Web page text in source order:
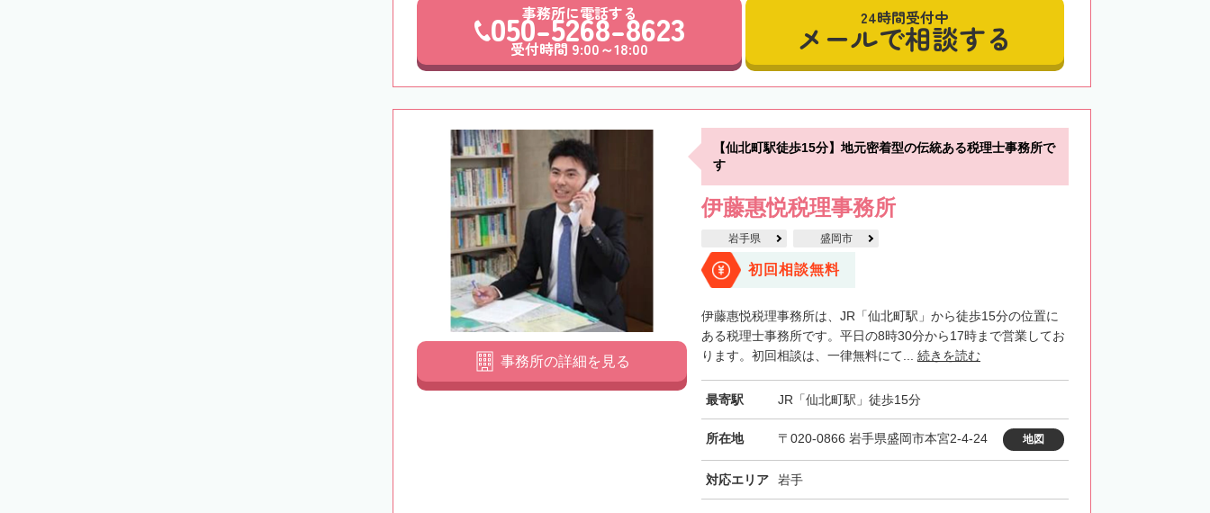
事務所に電話する
050-5268-8623
受付時間 9:00～18:00
24時間受付中
メールで相談する
【仙北町駅徒歩15分】地元密着型の伝統ある税理士事務所で
す
伊藤惠悦税理事務所
岩手県 盛岡市
初回相談無料
伊藤惠悦税理事務所は、JR「仙北町駅」から徒歩15分の位置に
ある税理士事務所です。平日の8時30分から17時まで営業してお
ります。初回相談は、一律無料にて... 続きを読む
最寄駅 JR「仙北町駅」徒歩15分
所在地 〒020-0866 岩手県盛岡市本宮2-4-24 地図
対応エリア 岩手
事務所の詳細を見る